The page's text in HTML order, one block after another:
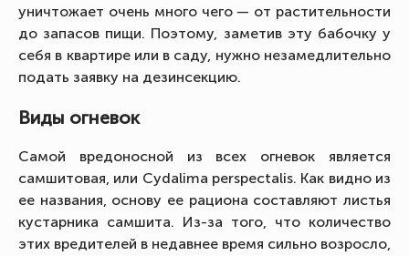
уничтожает очень много чего — от растительности
до запасов пищи. Поэтому, заметив эту бабочку у
себя в квартире или в саду, нужно незамедлительно
подать заявку на дезинсекцию.
Виды огневок
Самой вредоносной из всех огневок является
самшитовая, или Cydalima perspectalis. Как видно из
ее названия, основу ее рациона составляют листья
кустарника самшита. Из-за того, что количество
этих вредителей в недавнее время сильно возросло,